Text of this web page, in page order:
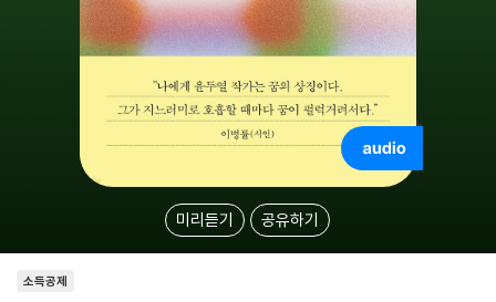
미리듣기 공유하기
소득공제